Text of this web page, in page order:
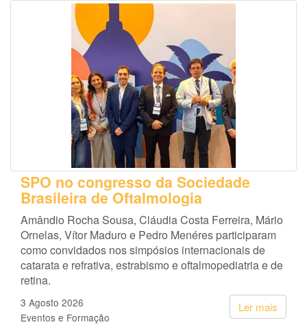
SPO no congresso da Sociedade
Brasileira de Oftalmologia
Amândio Rocha Sousa, Cláudia Costa Ferreira, Mário
Ornelas, Vítor Maduro e Pedro Menéres participaram
como convidados nos simpósios internacionais de
catarata e refrativa, estrabismo e oftalmopediatria e de
retina.
Ler mais
3 Agosto 2026
Eventos e Formação